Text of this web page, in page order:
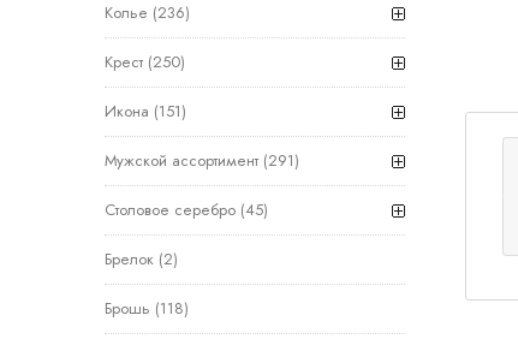
Колье (236)
Крест (250)
Икона (151)
Мужской ассортимент (291)
Столовое серебро (45)
Брелок (2)
Брошь (118)